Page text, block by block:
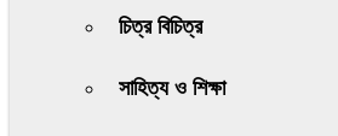
চিত্র বিচিত্র
সাহিত্য ও শিক্ষা